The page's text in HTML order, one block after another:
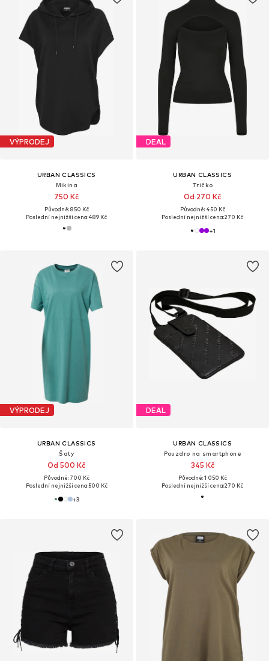
VÝPRODEJ
URBAN CLASSICS
Mikina
750 Kč
Původně: 850 Kč
Poslední nejnižší cena:489 Kč
DEAL
URBAN CLASSICS
Tričko
Od 270 Kč
Původně: 450 Kč
Poslední nejnižší cena:270 Kč
+1
VÝPRODEJ
URBAN CLASSICS
Šaty
Od 500 Kč
Původně: 700 Kč
Poslední nejnižší cena:500 Kč
+3
DEAL
URBAN CLASSICS
Pouzdro na smartphone
345 Kč
Původně: 1 050 Kč
Poslední nejnižší cena:270 Kč